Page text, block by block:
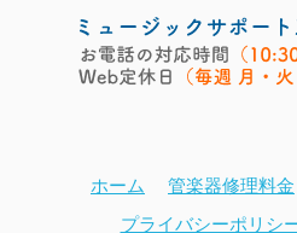
ホーム 管楽器修理料金
プライバシーポリシ